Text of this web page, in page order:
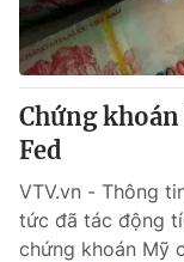
Chứng
Fed
VTV.vn - Thông
tức đã tác động
chứng khoán Mỹ